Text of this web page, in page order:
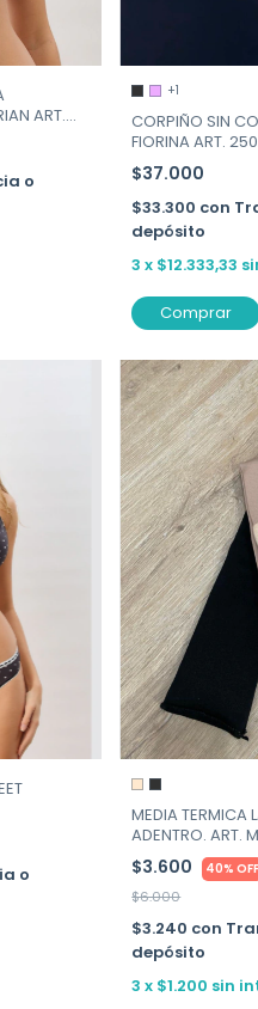
ART.
o
+1
CORPIÑO SIN
FIORINA ART.
$37.000
$33.300 con
depósito
3 x $12.333,33
Comprar
o
MEDIA TERMICA
ADENTRO. ART.
$3.600 40% OFF
$6.000
$3.240 con
depósito
3 x $1.200 sin